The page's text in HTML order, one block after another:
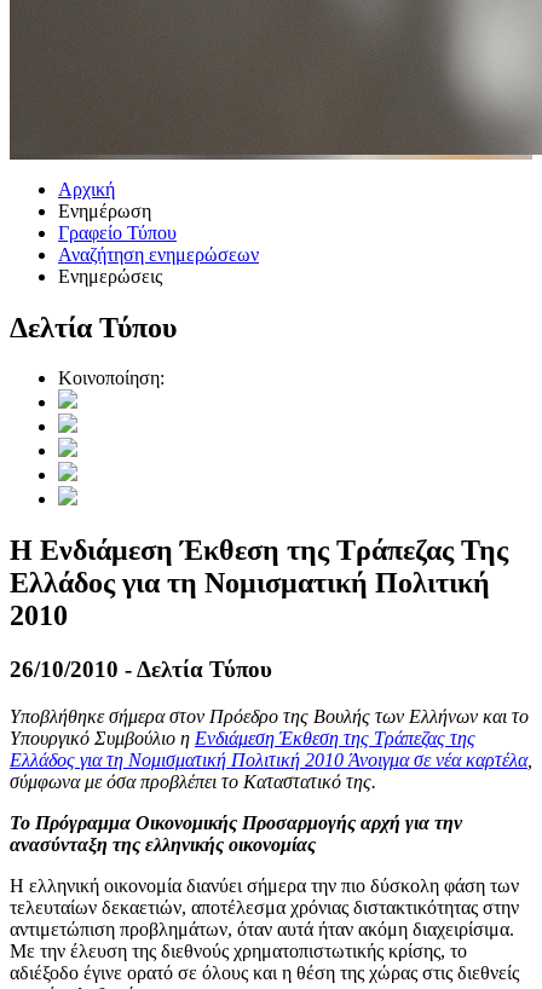
Αρχική
Ενημέρωση
Γραφείο Τύπου
Αναζήτηση ενημερώσεων
Ενημερώσεις
Δελτία Τύπου
Κοινοποίηση:
Η Ενδιάμεση Έκθεση της Τράπεζας Της
Ελλάδος για τη Νομισματική Πολιτική
2010
26/10/2010 - Δελτία Τύπου
Υποβλήθηκε σήμερα στον Πρόεδρο της Βουλής των Ελλήνων και το
Υπουργικό Συμβούλιο η Ενδιάμεση Έκθεση της Τράπεζας της
Ελλάδος για τη Νομισματική Πολιτική 2010 Άνοιγμα σε νέα καρτέλα,
σύμφωνα με όσα προβλέπει το Καταστατικό της.
Το Πρόγραμμα Οικονομικής Προσαρμογής αρχή για την
ανασύνταξη της ελληνικής οικονομίας
Η ελληνική οικονομία διανύει σήμερα την πιο δύσκολη φάση των
τελευταίων δεκαετιών, αποτέλεσμα χρόνιας διστακτικότητας στην
αντιμετώπιση προβλημάτων, όταν αυτά ήταν ακόμη διαχειρίσιμα.
Με την έλευση της διεθνούς χρηματοπιστωτικής κρίσης, το
αδιέξοδο έγινε ορατό σε όλους και η θέση της χώρας στις διεθνείς